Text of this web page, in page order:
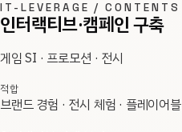
IT-LEVERAGE / CONTENTS
인터랙티브·캠페인 구축
게임 SI · 프로모션 · 전시
적합
브랜드 경험 · 전시 체험 · 플레이어블